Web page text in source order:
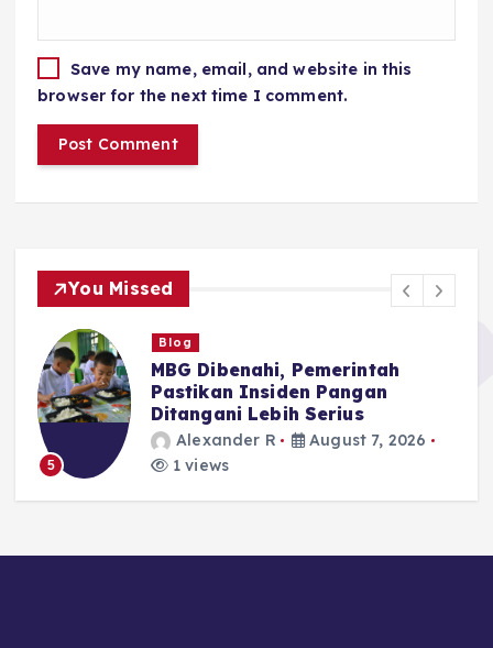
Save my name, email, and website in this
browser for the next time I comment.
You Missed
5
Blog
MBG Dibenahi, Pemerintah
Pastikan Insiden Pangan
Ditangani Lebih Serius
Alexander R
August 7, 2026
1 views